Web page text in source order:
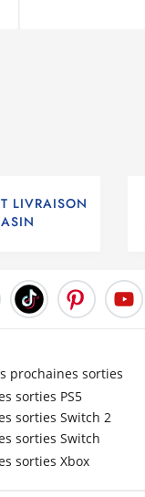
LIVRAISON
prochaines sorties
sorties PS5
sorties Switch 2
sorties Switch
sorties Xbox